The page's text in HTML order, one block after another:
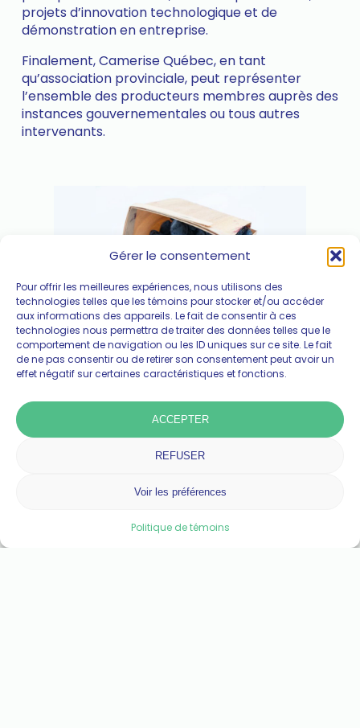
Gérer le consentement
Pour offrir les meilleures expériences, nous utilisons des
technologies telles que les témoins pour stocker et/ou accéder
aux informations des appareils. Le fait de consentir à ces
technologies nous permettra de traiter des données telles que le
comportement de navigation ou les ID uniques sur ce site. Le fait
de ne pas consentir ou de retirer son consentement peut avoir un
effet négatif sur certaines caractéristiques et fonctions.
ACCEPTER
REFUSER
Voir les préférences
Politique de témoins
projets d’innovation technologique et de
démonstration en entreprise.
Finalement, Camerise Québec, en tant
qu’association provinciale, peut représenter
l’ensemble des producteurs membres auprès des
instances gouvernementales ou tous autres
intervenants.
TÉLÉCHARGER LE FORMULAIRE